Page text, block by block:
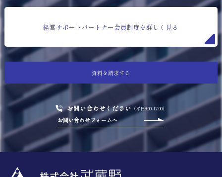
資料を請求する
お問い合わせください （平日9:00-17:00）
お問い合わせフォームへ
経営サポートパートナー会員制度を詳しく見る